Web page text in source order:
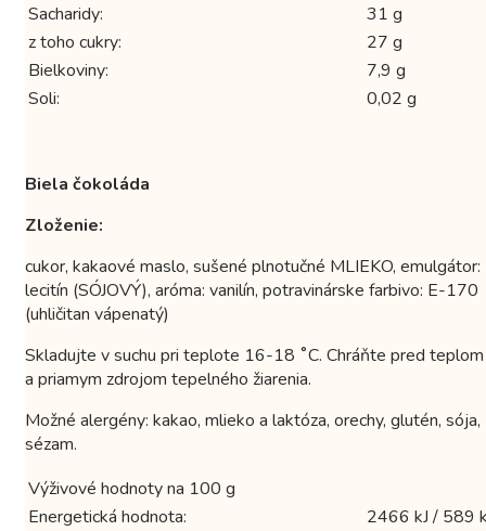
Sacharidy:
31 g
z toho cukry:
27 g
Bielkoviny:
7,9 g
Soli:
0,02 g
Biela čokoláda
Zloženie:
cukor, kakaové maslo, sušené plnotučné MLIEKO, emulgátor:
lecitín (SÓJOVÝ), aróma: vanilín, potravinárske farbivo: E-170
(uhličitan vápenatý)
Skladujte v suchu pri teplote 16-18 ˚C. Chráňte pred teplom
a priamym zdrojom tepelného žiarenia.
Možné alergény: kakao, mlieko a laktóza, orechy, glutén, sója,
sézam.
Výživové hodnoty na 100 g
Energetická hodnota:
2466 kJ / 589